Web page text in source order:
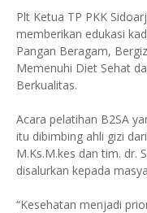
Plt Ketua TP PKK
memberikan edukasi
Pangan Beragam,
Memenuhi Diet Sehat
Berkualitas.
Acara pelatihan B2SA
itu dibimbing ahli gizi
M.Ks.M.kes dan tim. dr.
disalurkan kepada
“Kesehatan menjadi